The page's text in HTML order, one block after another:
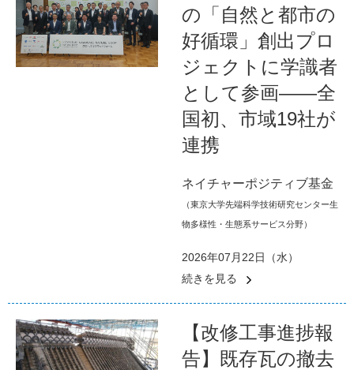
の「自然と都市の
好循環」創出プロ
ジェクトに学識者
として参画――全
国初、市域19社が
連携
ネイチャーポジティブ基金
（東京大学先端科学技術研究センター生
物多様性・生態系サービス分野）
2026年07月22日（水）
続きを見る
【改修工事進捗報
告】既存瓦の撤去